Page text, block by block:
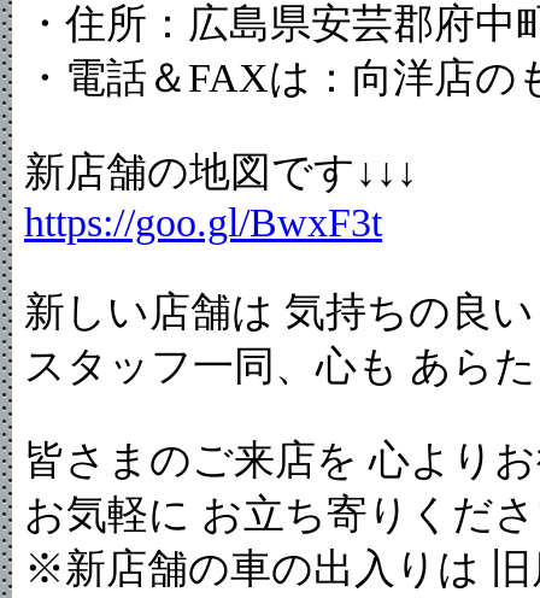
・住所：広島県安芸郡府
・電話＆FAXは：向洋店
新店舗の地図です↓↓↓
https://goo.gl/BwxF3t
新しい店舗は 気持ちの良
スタッフ一同、心も あら
皆さまのご来店を 心より
お気軽に お立ち寄りくだ
※新店舗の車の出入りは